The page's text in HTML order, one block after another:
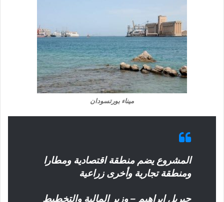
ميناء بورتسودان
المشروع يضم منطقة اقتصادية ومطارا
ومنطقة تجارية وأخرى زراعية
جبريل إبراهيم – وزير المالية والتخطيط